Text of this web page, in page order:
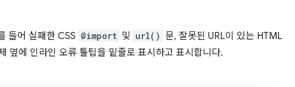
들어 실패한 CSS @import 및 url() 문, 잘못된 URL이 있는 HTML
옆에 인라인 오류 툴팁을 밑줄로 표시하고 표시합니다.